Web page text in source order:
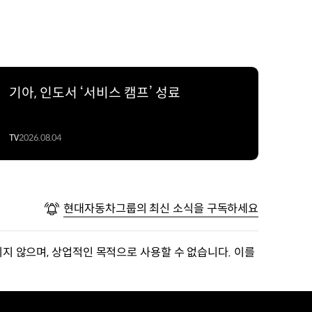
기아, 인도서 ‘서비스 캠프’ 성료
TV2026.08.04
현대자동차그룹의 최신 소식을 구독하세요
않으며, 상업적인 목적으로 사용할 수 없습니다. 이를